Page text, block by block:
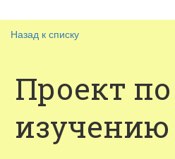
Назад к списку
Проект по
изучению